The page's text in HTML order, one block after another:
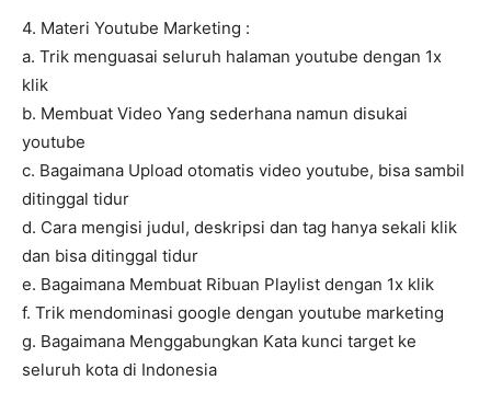
4. Materi Youtube Marketing :
a. Trik menguasai seluruh halaman youtube dengan 1x
klik
b. Membuat Video Yang sederhana namun disukai
youtube
c. Bagaimana Upload otomatis video youtube, bisa sambil
ditinggal tidur
d. Cara mengisi judul, deskripsi dan tag hanya sekali klik
dan bisa ditinggal tidur
e. Bagaimana Membuat Ribuan Playlist dengan 1x klik
f. Trik mendominasi google dengan youtube marketing
g. Bagaimana Menggabungkan Kata kunci target ke
seluruh kota di Indonesia